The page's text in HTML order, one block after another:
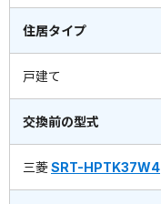
住居タイプ
戸建て
交換前の型式
三菱SRT-HPTK37W4